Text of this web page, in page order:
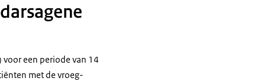
de ziekte
nog zelfstandig
een periode van 14
met de vroeg-